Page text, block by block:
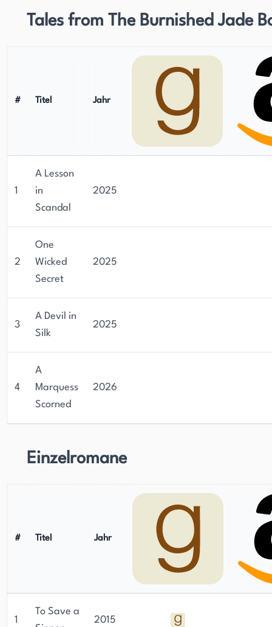
Tales from The Burnished Jade
# Titel Jahr
1
A Lesson
in
Scandal
2025
2
One
Wicked
Secret
2025
3
A Devil in
Silk
2025
4
A
Marquess
Scorned
2026
Einzelromane
# Titel Jahr
1
To Save a
2015